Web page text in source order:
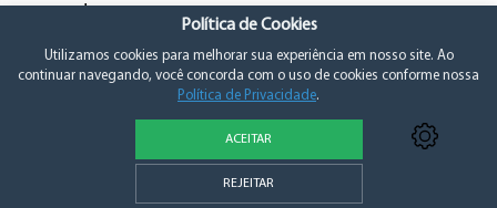
Política de Privacidade e Consentimento
Política de Cookies
Utilizamos cookies para melhorar sua experiência em nosso site. Ao
continuar navegando, você concorda com o uso de cookies conforme nossa
Política de Privacidade.
ACEITAR
REJEITAR